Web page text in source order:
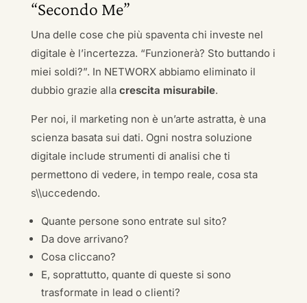
“Secondo Me”
Una delle cose che più spaventa chi investe nel
digitale è l’incertezza. “Funzionerà? Sto buttando i
miei soldi?”. In NETWORX abbiamo eliminato il
dubbio grazie alla crescita misurabile.
Per noi, il marketing non è un’arte astratta, è una
scienza basata sui dati. Ogni nostra soluzione
digitale include strumenti di analisi che ti
permettono di vedere, in tempo reale, cosa sta
s\\uccedendo.
Quante persone sono entrate sul sito?
Da dove arrivano?
Cosa cliccano?
E, soprattutto, quante di queste si sono
trasformate in lead o clienti?